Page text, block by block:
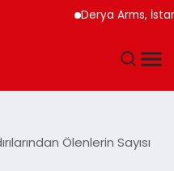
Derya Arms,
Ölenlerin Sayısı